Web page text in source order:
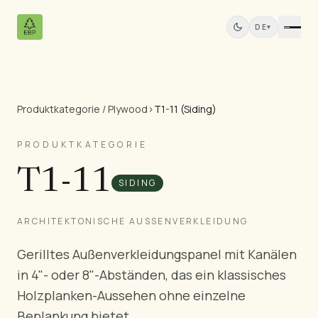
DE▾
Produkte
Alle Produkte
Massivholzplatten
Schnittholz
Türen
Profilleisten
Teak-Platten
Produktkategorie / Plywood ›T1-11 (Siding)
PRODUKTKATEGORIE
T1-11 SIDING
ARCHITEKTONISCHE AUSSENVERKLEIDUNG
Gerilltes Außenverkleidungspanel mit Kanälen
in 4"- oder 8"-Abständen, das ein klassisches
Holzplanken-Aussehen ohne einzelne